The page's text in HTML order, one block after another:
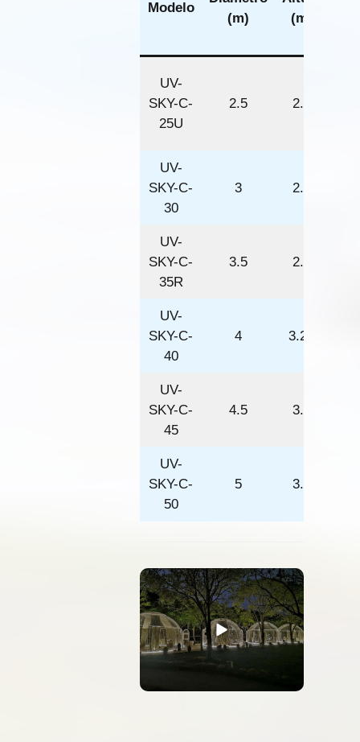
Modelo
(m)
(m)
UV-
SKY-C-
25U
2.5 2.5
UV-
SKY-C-
30
3 2.5
UV-
SKY-C-
35R
3.5 2.5
UV-
SKY-C-
40
4 3.25
UV-
SKY-C-
45
4.5 3.5
UV-
SKY-C-
50
5 3.5